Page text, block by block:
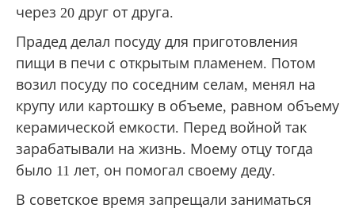
через 20 друг от друга.
Прадед делал посуду для приготовления
пищи в печи с открытым пламенем. Потом
возил посуду по соседним селам, менял на
крупу или картошку в объеме, равном объему
керамической емкости. Перед войной так
зарабатывали на жизнь. Моему отцу тогда
было 11 лет, он помогал своему деду.
В советское время запрещали заниматься